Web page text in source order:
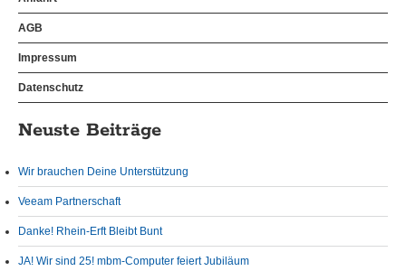
AGB
Impressum
Datenschutz
Neuste Beiträge
Wir brauchen Deine Unterstützung
Veeam Partnerschaft
Danke! Rhein-Erft Bleibt Bunt
JA! Wir sind 25! mbm-Computer feiert Jubiläum